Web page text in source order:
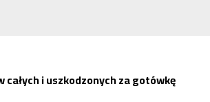
całych i uszkodzonych za gotówkę